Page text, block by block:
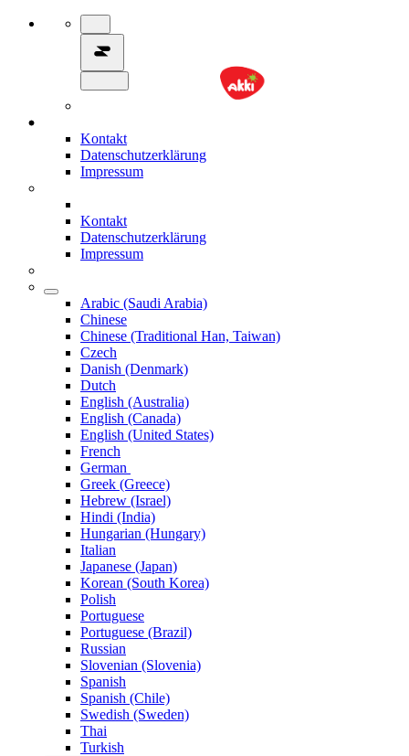
Kontakt
Datenschutzerklärung
Impressum
Kontakt
Datenschutzerklärung
Impressum
Arabic (Saudi Arabia)
Chinese
Chinese (Traditional Han, Taiwan)
Czech
Danish (Denmark)
Dutch
English (Australia)
English (Canada)
English (United States)
French
German
Greek (Greece)
Hebrew (Israel)
Hindi (India)
Hungarian (Hungary)
Italian
Japanese (Japan)
Korean (South Korea)
Polish
Portuguese
Portuguese (Brazil)
Russian
Slovenian (Slovenia)
Spanish
Spanish (Chile)
Swedish (Sweden)
Thai
Turkish